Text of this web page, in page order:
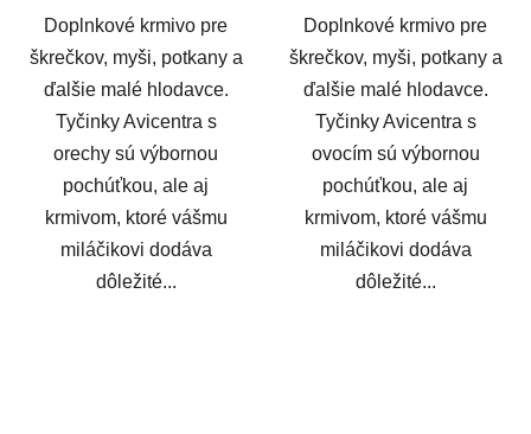
Doplnkové krmivo pre
škrečkov, myši, potkany a
ďalšie malé hlodavce.
Tyčinky Avicentra s
orechy sú výbornou
pochúťkou, ale aj
krmivom, ktoré vášmu
miláčikovi dodáva
dôležité...
Doplnkové krmivo pre
škrečkov, myši, potkany a
ďalšie malé hlodavce.
Tyčinky Avicentra s
ovocím sú výbornou
pochúťkou, ale aj
krmivom, ktoré vášmu
miláčikovi dodáva
dôležité...